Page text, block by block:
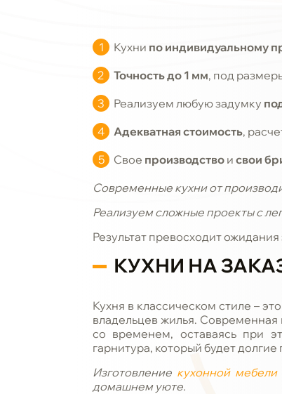
Кухни по индивидуальному
Точность до 1 мм, под
Реализуем любую задумку
Адекватная стоимость,
Свое производство и свои
Современные кухни от
Реализуем сложные проекты с
Результат превосходит ожидания
КУХНИ НА
Кухня в классическом стиле –
владельцев жилья.
со временем, оставаясь при
гарнитура, который будет
Изготовление кухонной мебели
домашнем уюте.